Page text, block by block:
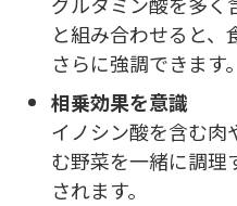
と組み合わせると、
さらに強調できます。
相乗効果を意識
イノシン酸を含む肉
む野菜を一緒に調理
されます。